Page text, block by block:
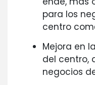
para los
centro
Mejora en
del centro,
negocios